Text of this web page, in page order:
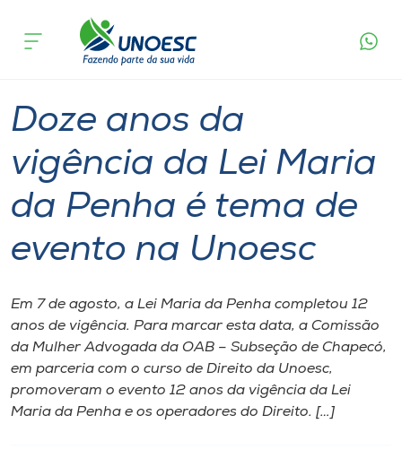
Cursos
Pesquisa
Atendimento ao Estudante
Portal de Ensino
A
Internacionalização
acontece
Doze anos da
vigência da Lei Maria
da Penha é tema de
evento na Unoesc
Em 7 de agosto, a Lei Maria da Penha completou 12
anos de vigência. Para marcar esta data, a Comissão
da Mulher Advogada da OAB – Subseção de Chapecó,
em parceria com o curso de Direito da Unoesc,
promoveram o evento 12 anos da vigência da Lei
Maria da Penha e os operadores do Direito. […]